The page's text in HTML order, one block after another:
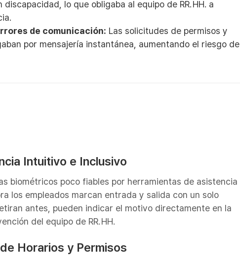
lo que obligaba al equipo de RR. HH. a
de comunicación: Las solicitudes de permisos y
por mensajería instantánea, aumentando el riesgo de
Intuitivo e Inclusivo
biométricos poco fiables por herramientas de asistencia
los empleados marcan entrada y salida con un solo
antes, pueden indicar el motivo directamente en la
del equipo de RR. HH.
Horarios y Permisos